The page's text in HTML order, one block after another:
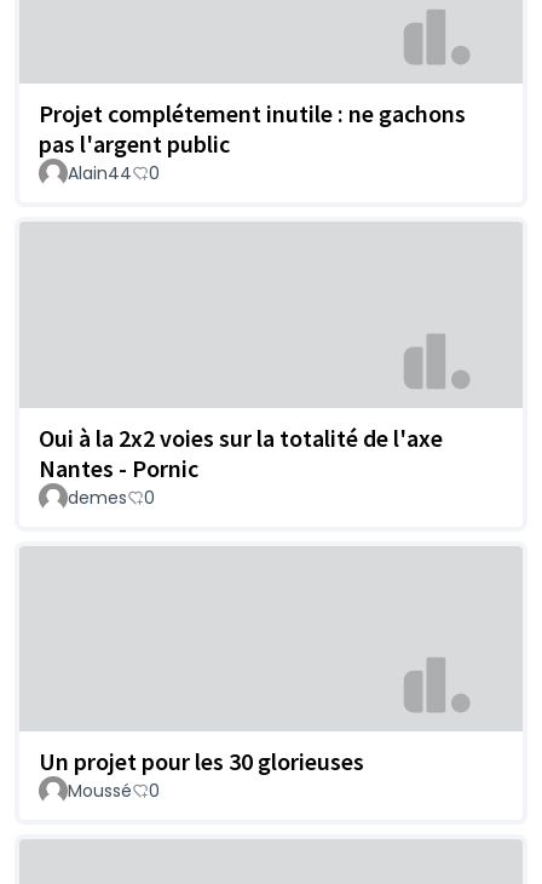
Projet complétement inutile : ne gachons
pas l'argent public
Alain44 0
Oui à la 2x2 voies sur la totalité de l'axe
Nantes - Pornic
demes 0
Un projet pour les 30 glorieuses
Moussé 0